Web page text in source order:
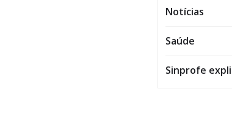
Notícias
Saúde
Sinprofe